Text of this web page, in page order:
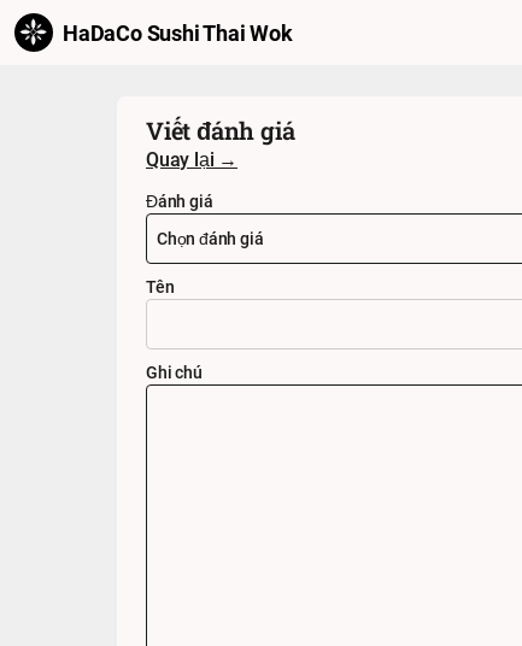
HaDaCo Sushi Thai Wok
Viết đánh giá
Quay lại →
Đánh giá
Tên
Ghi chú